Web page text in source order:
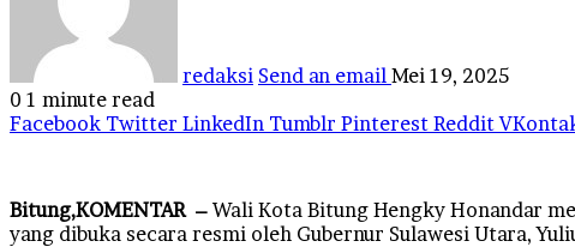
redaksi Send an email Mei 19, 2025
0 1 minute read
Facebook Twitter LinkedIn Tumblr Pinterest Reddit
Bitung,KOMENTAR – Wali Kota Bitung Hengky Honandar
yang dibuka secara resmi oleh Gubernur Sulawesi Utara,